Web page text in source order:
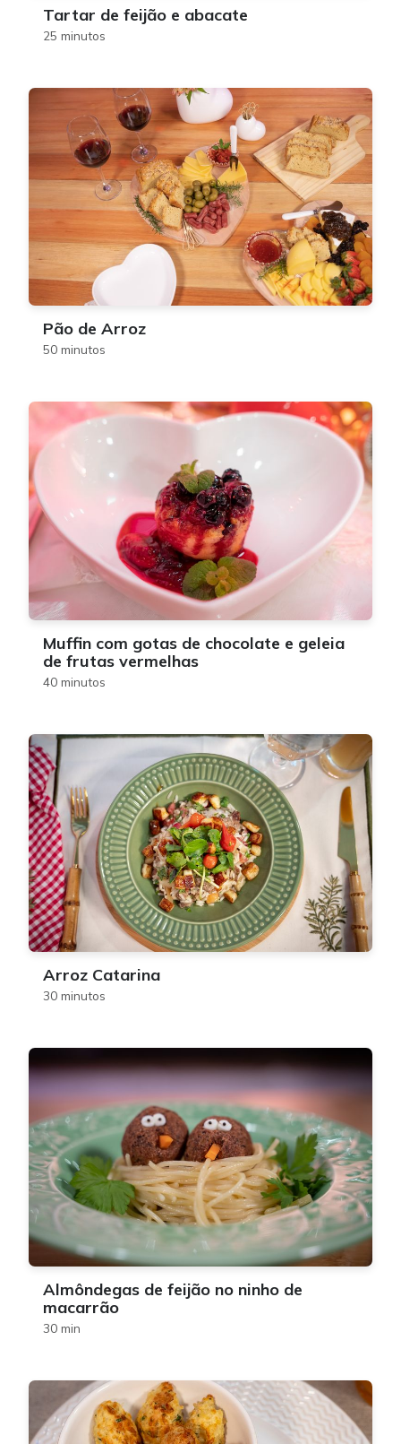
Tartar de feijão e abacate
25 minutos
Pão de Arroz
50 minutos
Muffin com gotas de chocolate e geleia
de frutas vermelhas
40 minutos
Arroz Catarina
30 minutos
Almôndegas de feijão no ninho de
macarrão
30 min